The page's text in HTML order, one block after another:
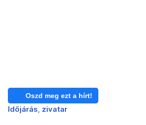
Oszd meg ezt a hírt!
Időjárás zivatar